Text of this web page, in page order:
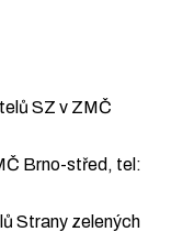
SZ v ZMČ
Brno-střed, tel:
Strany zelených